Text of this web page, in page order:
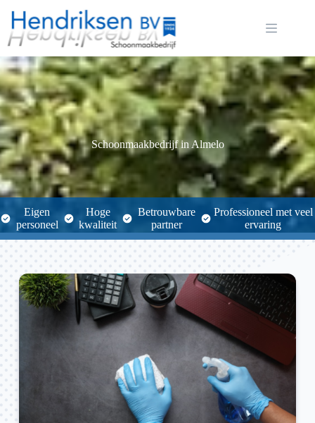
naar
inhoud
Schoonmaakbedrijf in Almelo
Eigen
personeel
Hoge
kwaliteit
Betrouwbare
partner
Professioneel met veel
ervaring